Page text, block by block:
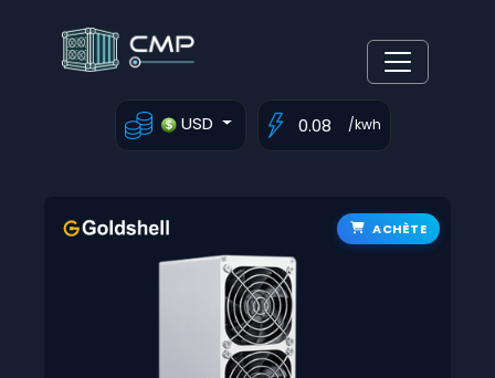
USD /kwh
ACHÈTE